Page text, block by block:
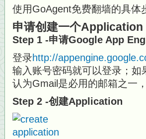
使用GoAgent免费翻墙的具体
申请创建一个Application
Step 1 -申请Google App
登录http://
输入账号密码就可以登录；
认为Gmail是必用的邮箱之一
Step 2 -创建Application